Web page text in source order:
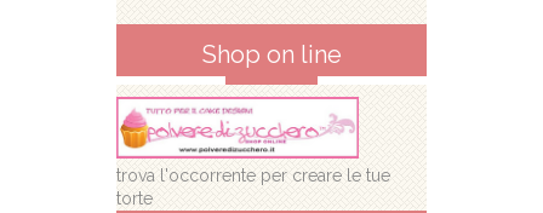
Shop on line
trova l'occorrente per creare le tue
torte